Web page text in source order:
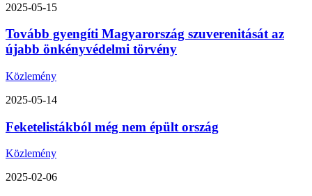
2025-05-15
Tovább gyengíti Magyarország szuverenitását az
újabb önkényvédelmi törvény
Közlemény
2025-05-14
Feketelistákból még nem épült ország
Közlemény
2025-02-06